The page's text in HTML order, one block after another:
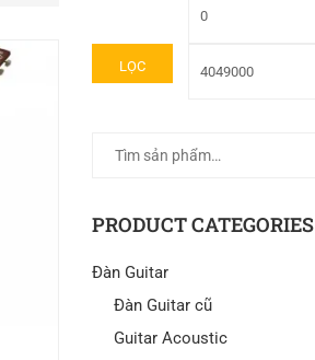
LỌC
PRODUCT CATEGORIES
Đàn Guitar
Đàn Guitar cũ
Guitar Acoustic